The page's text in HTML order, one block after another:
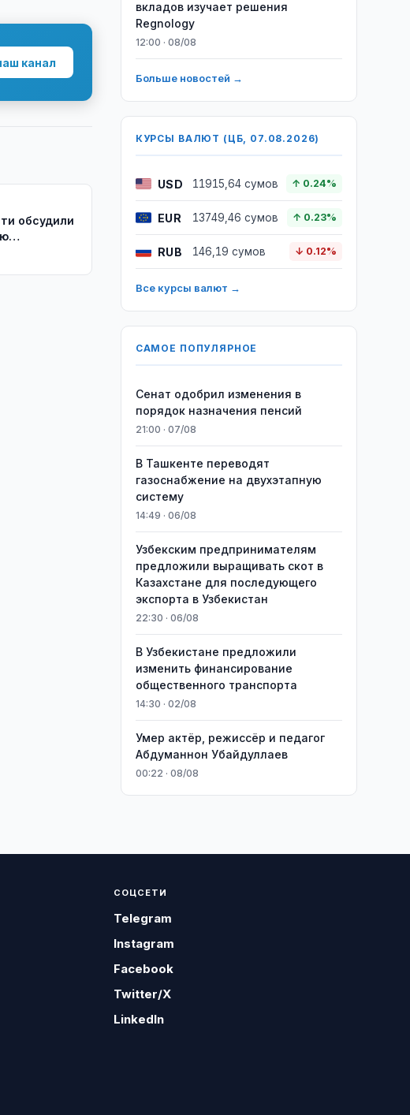
канал
обсудили
вкладов изучает решения
Regnology
12:00 · 08/08
Больше новостей →
КУРСЫ ВАЛЮТ (ЦБ, 07.08.2026)
USD 11915,64 сумов ↑ 0.24%
EUR 13749,46 сумов ↑ 0.23%
RUB 146,19 сумов ↓ 0.12%
Все курсы валют →
САМОЕ ПОПУЛЯРНОЕ
Сенат одобрил изменения в
порядок назначения пенсий
21:00 · 07/08
В Ташкенте переводят
газоснабжение на двухэтапную
систему
14:49 · 06/08
Узбекским предпринимателям
предложили выращивать скот в
Казахстане для последующего
экспорта в Узбекистан
22:30 · 06/08
В Узбекистане предложили
изменить финансирование
общественного транспорта
14:30 · 02/08
Умер актёр, режиссёр и педагог
Абдуманнон Убайдуллаев
00:22 · 08/08
СОЦСЕТИ
Telegram
Instagram
Facebook
Twitter/X
LinkedIn